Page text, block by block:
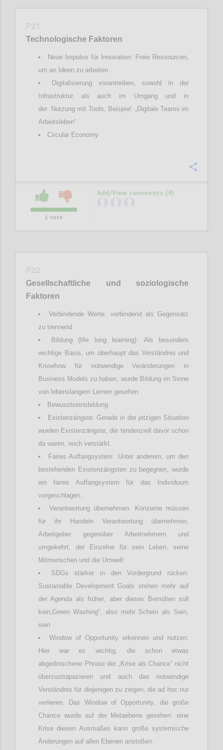
P21
Technologische Faktoren
Neue Impulse für Innovation: Freie Ressourcen,
um an Ideen zu arbeiten
Digitalisierung vorantreiben, sowohl in der
Infrastruktur als auch im Umgang und in
der Nutzung mit Tools, Beispiel: „Digitale Teams im
Arbeitsleben“
Circular Economy
1 vote
Add/View comments (4)
P22
Gesellschaftliche und soziologische
Faktoren
Verbindende Werte: verbindend als Gegensatz
zu trennend
Bildung (life long learning): Als besonders
wichtige Basis, um überhaupt das Verständnis und
Knowhow für notwendige Veränderungen in
Business Models zu haben, wurde Bildung im Sinne
von lebenslangem Lernen gesehen
Bewusstseinsbildung
Existenzängste: Gerade in der jetzigen Situation
wurden Existenzängste, die tendenziell davor schon
da waren, noch verstärkt.
Faires Auffangsystem: Unter anderem, um den
bestehenden Existenzängsten zu begegnen, wurde
ein faires Auffangsystem für das Individuum
vorgeschlagen.
Verantwortung übernehmen: Konzerne müssen
für ihr Handeln Verantwortung übernehmen,
Arbeitgeber gegenüber Arbeitnehmern und
umgekehrt, der Einzelne für sein Leben, seine
Mitmenschen und die Umwelt
SDGs stärker in den Vordergrund rücken:
Sustainable Development Goals stehen mehr auf
der Agenda als früher, aber dieses Bemühen soll
kein„Green Washing“, also mehr Schein als Sein,
sein
Window of Opportunity erkennen und nutzen:
Hier war es wichtig, die schon etwas
abgedroschene Phrase der „Krise als Chance“ nicht
überzustrapazieren und auch das notwendige
Verständnis für diejenigen zu zeigen, die ad hoc nur
verlieren. Das Window of Opportunity, die große
Chance wurde auf der Metaebene gesehen: eine
Krise diesen Ausmaßes kann große systemische
Änderungen auf allen Ebenen anstoßen.